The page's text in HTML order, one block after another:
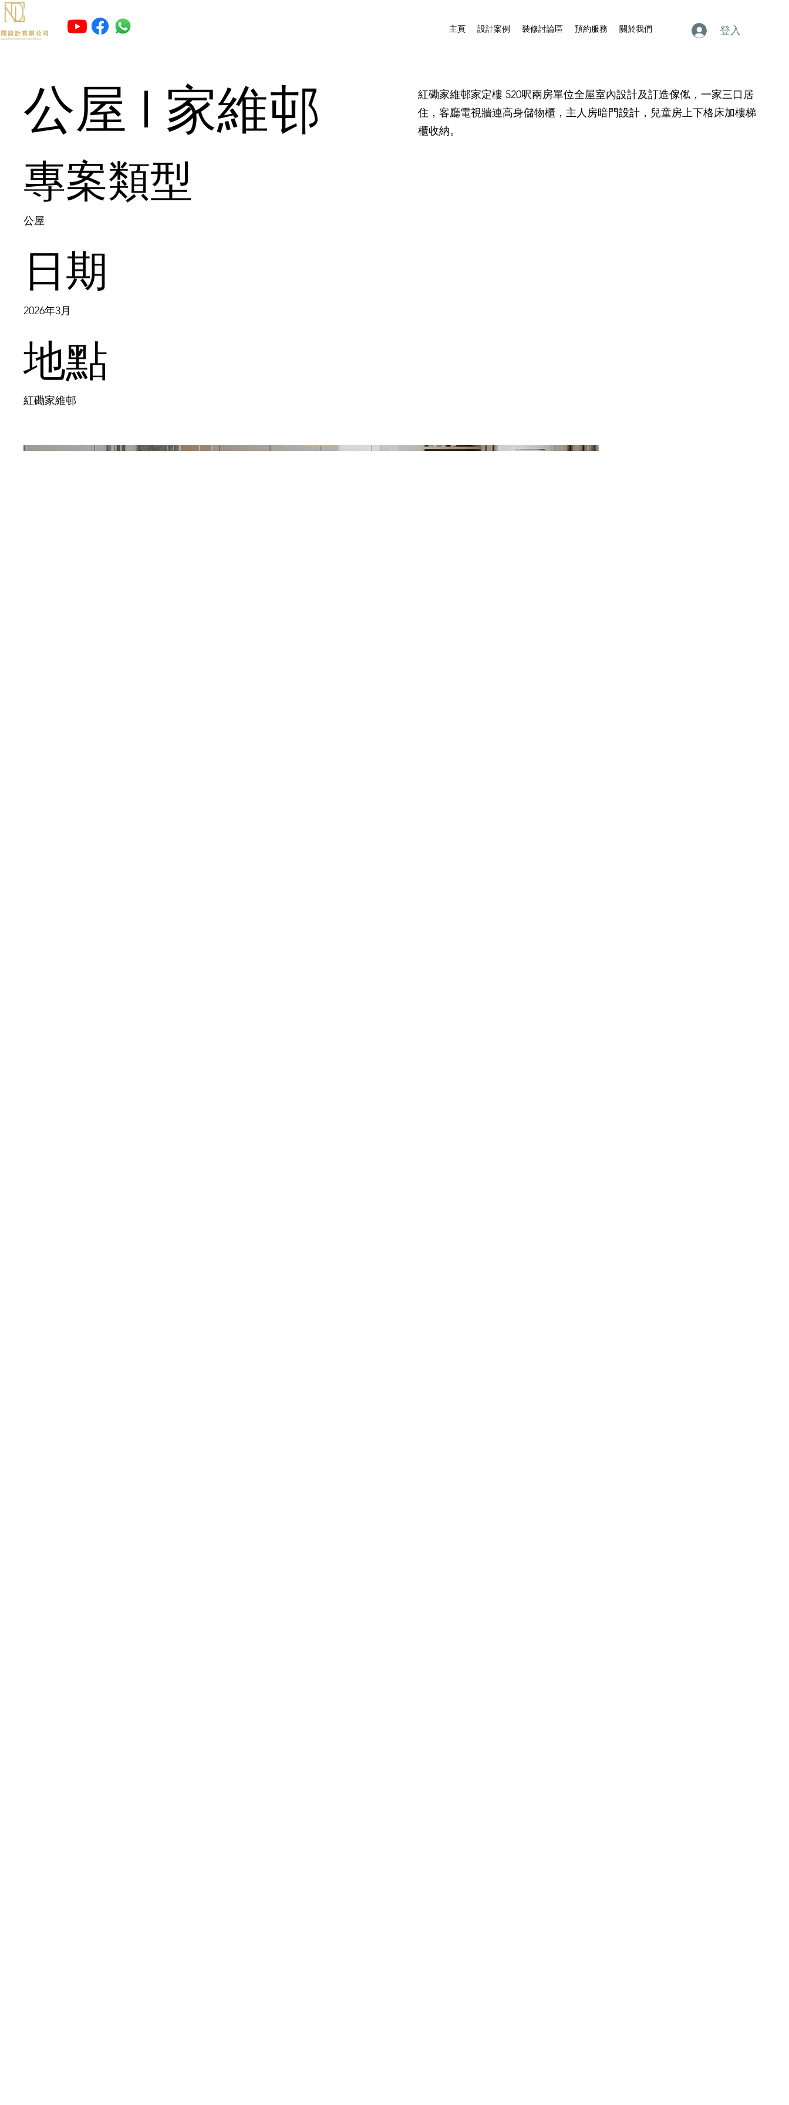
主頁 設計案例 裝修討論區 預約服務 關於我們 登入
公屋 I 家維邨
專案類型
公屋
日期
2026年3月
地點
紅磡家維邨
紅磡家維邨家定樓 520呎兩房單位全屋室內設計及訂造傢俬，一家三口居
住，客廳電視牆連高身儲物櫃，主人房暗門設計，兒童房上下格床加樓梯
櫃收納。